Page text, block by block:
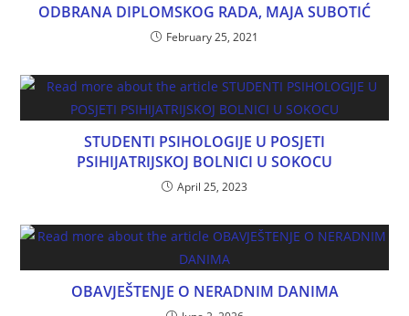
ODBRANA DIPLOMSKOG RADA, MAJA SUBOTIĆ
February 25, 2021
STUDENTI PSIHOLOGIJE U POSJETI
PSIHIJATRIJSKOJ BOLNICI U SOKOCU
April 25, 2023
OBAVJEŠTENJE O NERADNIM DANIMA